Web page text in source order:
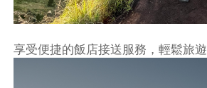
享受便捷的飯店接送服務，輕鬆旅遊